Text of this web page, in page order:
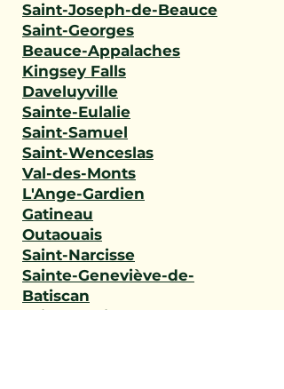
Saint-Joseph-de-Beauce
Saint-Georges
Beauce-Appalaches
Kingsey Falls
Daveluyville
Sainte-Eulalie
Saint-Samuel
Saint-Wenceslas
Val-des-Monts
L'Ange-Gardien
Gatineau
Outaouais
Saint-Narcisse
Sainte-Geneviève-de-
Batiscan